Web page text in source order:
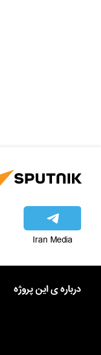
Iran Media
درباره ی این پروژه